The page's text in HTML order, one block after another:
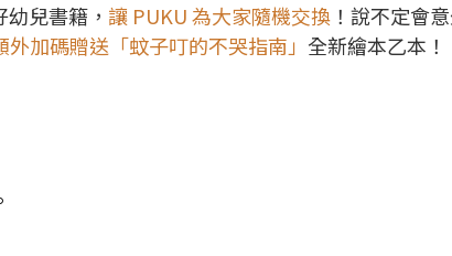
兒書籍， 讓 PUKU 為大家隨機交換 ！說不定會
外加碼贈送「蚊子叮的不哭指南」 全新繪本乙本！